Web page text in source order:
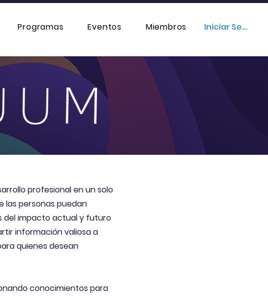
Programas Eventos Miembros Iniciar Sesión
profesional en un solo
las personas puedan
del impacto actual y futuro
información valiosa a
quienes desean
conocimientos para